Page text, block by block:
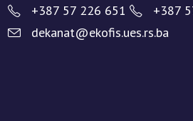
+387 57 226 651
+387
dekanat@ekofis.ues.rs.ba